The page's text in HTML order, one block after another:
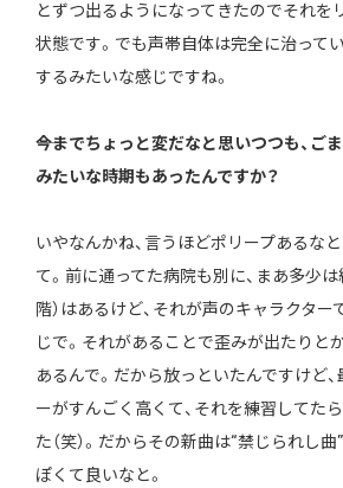
とずつ出るようになってきたのでそれを
状態です。でも声帯自体は完全に治って
するみたいな感じですね。
――今までちょっと変だなと思いつつも、ご
みたいな時期もあったんですか？
いやなんかね、言うほどポリープあるな
て。前に通ってた病院も別に、まあ多少は
階）はあるけど、それが声のキャラクタ
じで。それがあることで歪みが出たりと
あるんで。だから放っといたんですけど
ーがすんごく高くて、それを練習してた
た（笑）。だからその新曲は“禁じられし
ぽくて良いなと。